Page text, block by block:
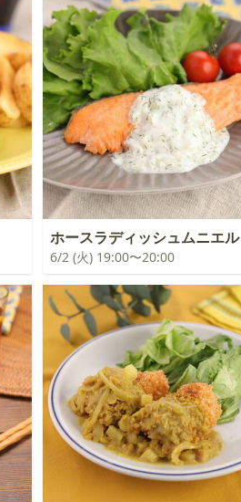
ホースラディッシュムニエル
6/2 (火) 19:00〜20:00